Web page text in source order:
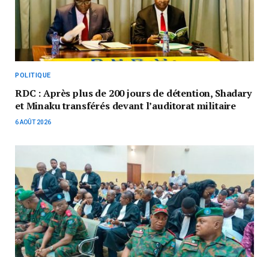
POLITIQUE
RDC : Après plus de 200 jours de détention, Shadary
et Minaku transférés devant l’auditorat militaire
6 AOÛT 2026